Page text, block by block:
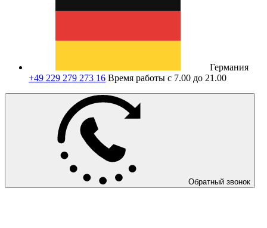
Германия
+49 229 279 273 16 Время работы с 7.00 до 21.00
Обратный звонок